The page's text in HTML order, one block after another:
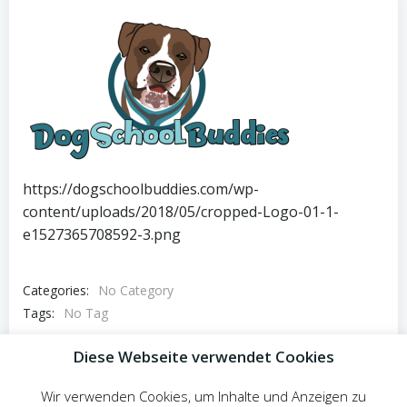
https://dogschoolbuddies.com/wp-
content/uploads/2018/05/cropped-Logo-01-1-
e1527365708592-3.png
Categories:
No Category
Tags:
No Tag
Post
Previous postDiese Webseite verwendet Cookies
Wir verwenden Cookies, um Inhalte und Anzeigen zu